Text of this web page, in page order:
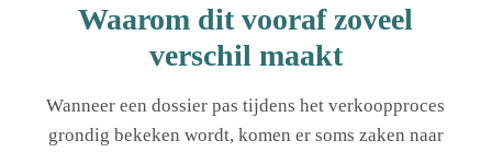
Waarom dit vooraf zoveel
verschil maakt
Wanneer een dossier pas tijdens het verkoopproces
grondig bekeken wordt, komen er soms zaken naar